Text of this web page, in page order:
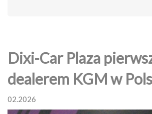
Dixi-Car Plaza
dealerem KGM w
02.2026